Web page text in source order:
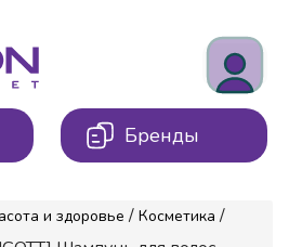
Бренды
и здоровье / Косметика /